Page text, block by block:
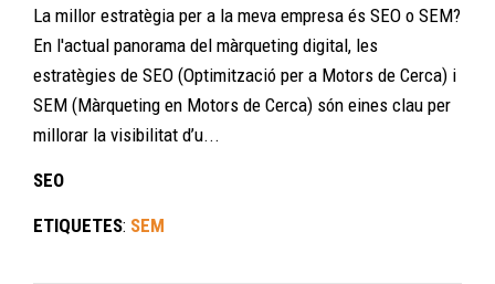
La millor estratègia per a la meva empresa és SEO o SEM?
En l'actual panorama del màrqueting digital, les
estratègies de SEO (Optimització per a Motors de Cerca) i
SEM (Màrqueting en Motors de Cerca) són eines clau per
millorar la visibilitat d’u...
SEO
ETIQUETES: SEM